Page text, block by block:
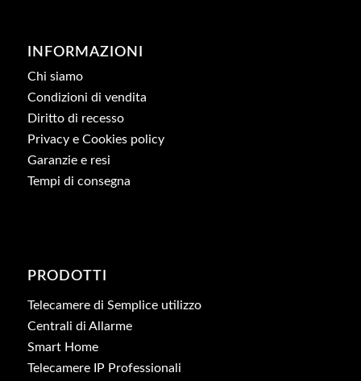
INFORMAZIONI
Chi siamo
Condizioni di vendita
Diritto di recesso
Privacy e Cookies policy
Garanzie e resi
Tempi di consegna
PRODOTTI
Telecamere di Semplice utilizzo
Centrali di Allarme
Smart Home
Telecamere IP Professionali